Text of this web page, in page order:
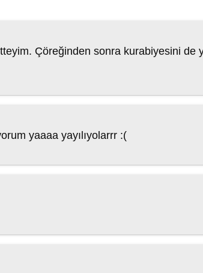
Çöreğinden sonra kurabiyesini de
yaaaa yayılıyolarrr :(